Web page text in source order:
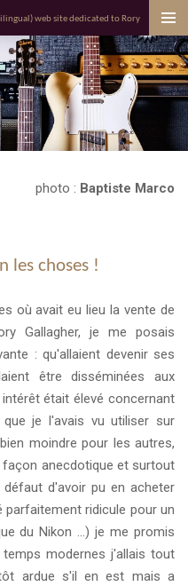
web site dedicated to Rory
photo : Baptiste Marco
les choses !
où avait eu lieu la vente de
Gallagher, je me posais
: qu'allaient devenir ses
être disséminées aux
était élevé concernant
je l'avais vu utiliser sur
moindre pour les autres,
anecdotique et surtout
d'avoir pu en acheter
parfaitement ridicule pour un
du Nikon ...) je me promis
modernes j'allais tout
ardue s'il en est mais a